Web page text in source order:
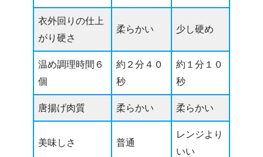
衣外回りの仕上
がり硬さ
柔らかい 少し硬め
温め調理時間６
個
約２分４０
秒
約１分１０
秒
唐揚げ肉質 柔らかい 柔らかい
美味しさ 普通
レンジより
いい